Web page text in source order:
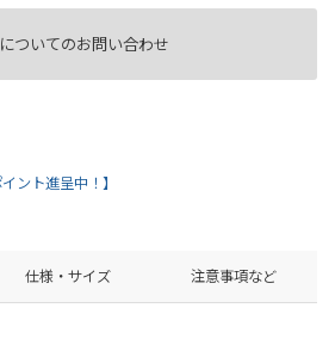
ついてのお問い合わせ
ント進呈中！】
仕様・サイズ 注意事項など